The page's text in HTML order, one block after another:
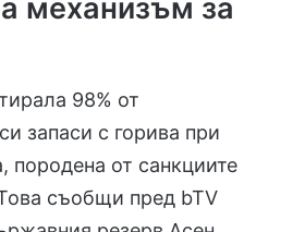
механизъм за
98% от
запаси с горива при
породена от санкциите
съобщи пред bTV